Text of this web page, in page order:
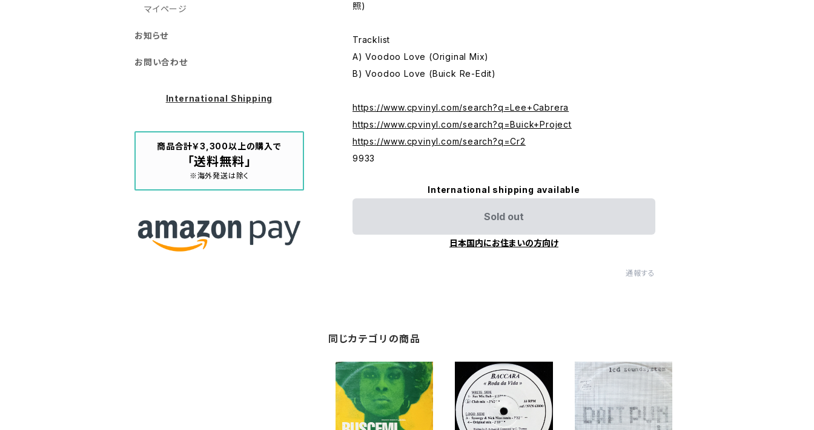
照)
Tracklist
A) Voodoo Love (Original Mix)
B) Voodoo Love (Buick Re-Edit)
https://www.cpvinyl.com/search?q=Lee+Cabrera
https://www.cpvinyl.com/search?q=Buick+Project
https://www.cpvinyl.com/search?q=Cr2
9933
International shipping available
Sold out
日本国内にお住まいの方向け
通報する
同じカテゴリの商品
マイページ
お知らせ
お問い合わせ
International Shipping
商品合計￥3,300以上の購入で
「送料無料」
※海外発送は除く